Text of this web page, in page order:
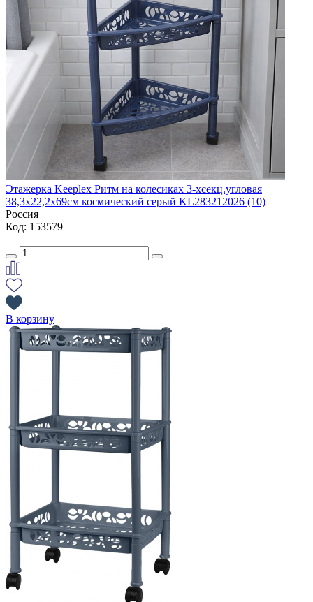
Этажерка Keeplex Ритм на колесиках 3-хсекц.угловая
38,3х22,2х69см космический серый KL283212026 (10)
Россия
Код: 153579
В корзину